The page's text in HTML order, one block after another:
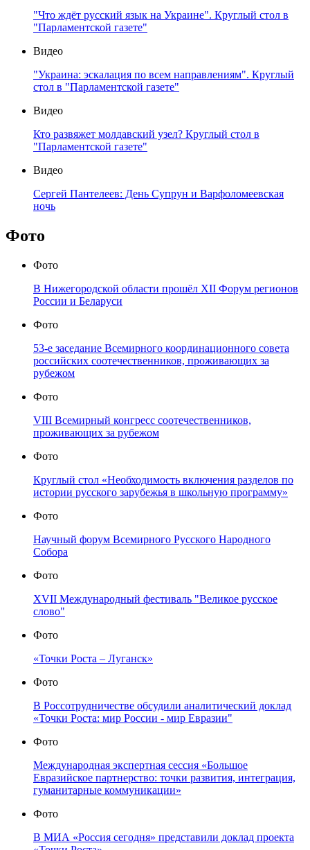
"Что ждёт русский язык на Украине". Круглый стол в
"Парламентской газете"
Видео
"Украина: эскалация по всем направлениям". Круглый
стол в "Парламентской газете"
Видео
Кто развяжет молдавский узел? Круглый стол в
"Парламентской газете"
Видео
Сергей Пантелеев: День Супрун и Варфоломеевская
ночь
Фото
Фото
В Нижегородской области прошёл XII Форум регионов
России и Беларуси
Фото
53-е заседание Всемирного координационного совета
российских соотечественников, проживающих за
рубежом
Фото
VIII Всемирный конгресс соотечественников,
проживающих за рубежом
Фото
Круглый стол «Необходимость включения разделов по
истории русского зарубежья в школьную программу»
Фото
Научный форум Всемирного Русского Народного
Собора
Фото
XVII Международный фестиваль "Великое русское
слово"
Фото
«Точки Роста – Луганск»
Фото
В Россотрудничестве обсудили аналитический доклад
«Точки Роста: мир России - мир Евразии"
Фото
Международная экспертная сессия «Большое
Евразийское партнерство: точки развития, интеграция,
гуманитарные коммуникации»
Фото
В МИА «Россия сегодня» представили доклад проекта